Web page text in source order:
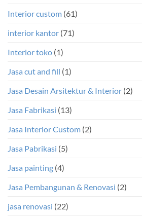
Interior custom (61)
interior kantor (71)
Interior toko (1)
Jasa cut and fill (1)
Jasa Desain Arsitektur & Interior (2)
Jasa Fabrikasi (13)
Jasa Interior Custom (2)
Jasa Pabrikasi (5)
Jasa painting (4)
Jasa Pembangunan & Renovasi (2)
jasa renovasi (22)